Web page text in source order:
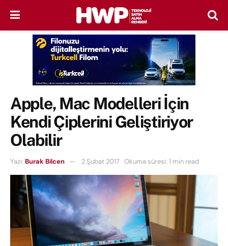
Apple, Mac Modelleri İçin
Kendi Çiplerini Geliştiriyor
Olabilir
Yazı: Burak Bilcen 2 Şubat 2017 Okuma süresi: 1 min read